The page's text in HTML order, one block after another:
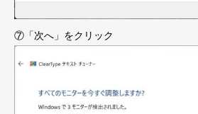
⑦「次へ」をクリック